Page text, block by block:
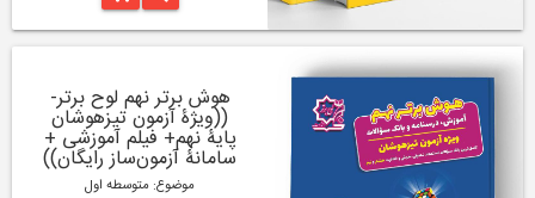
هوش برتر نهم لوح برتر-
((ویژۀ آزمون تیزهوشان
پایۀ نهم+ فیلم آموزشی +
سامانۀ آزمون‌ساز رایگان))
موضوع: متوسطه اول